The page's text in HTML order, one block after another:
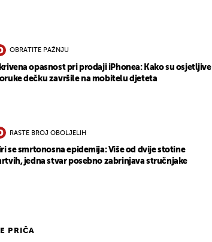
OBRATITE PAŽNJU
opasnost pri prodaji iPhonea: Kako su osjetljive
dečku završile na mobitelu djeteta
RASTE BROJ OBOLJELIH
se smrtonosna epidemija: Više od dvije stotine
jedna stvar posebno zabrinjava stručnjake
PRIČA